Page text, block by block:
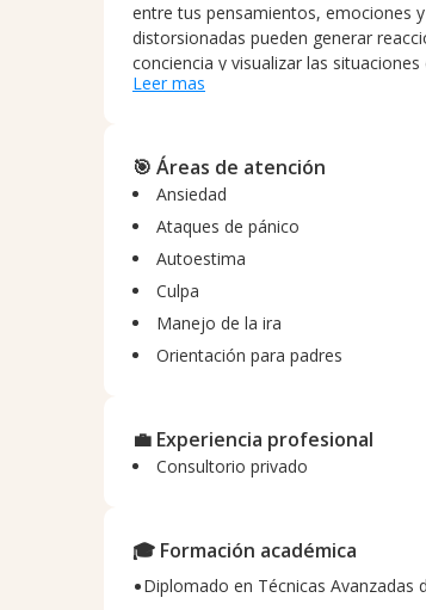
entre tus pensamientos, emociones
distorsionadas pueden generar
conciencia y visualizar las
forma más efectiva.
Leer mas
🎯 Áreas de atención
Ansiedad
Ataques de pánico
Autoestima
Culpa
Manejo de la ira
Orientación para padres
💼 Experiencia profesional
Consultorio privado
🎓 Formación académica
•Diplomado en Técnicas